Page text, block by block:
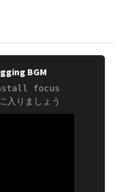
BGM
focus
入りましょう